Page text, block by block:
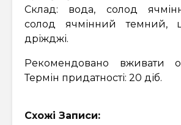
Склад: вода, солод
солод ячмінний темний,
дріжджі.
Рекомендовано вживати
Термін придатності: 20 діб.
Схожі Записи: